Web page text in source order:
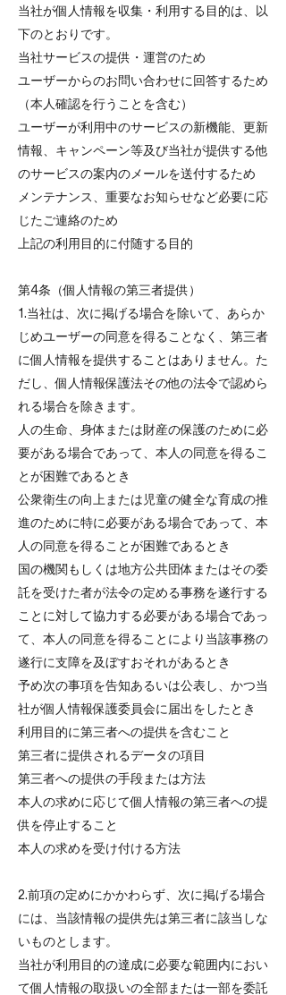
当社が個人情報を収集・利用する目的は、以
下のとおりです。
当社サービスの提供・運営のため
ユーザーからのお問い合わせに回答するため
（本人確認を行うことを含む）
ユーザーが利用中のサービスの新機能、更新
情報、キャンペーン等及び当社が提供する他
のサービスの案内のメールを送付するため
メンテナンス、重要なお知らせなど必要に応
じたご連絡のため
上記の利用目的に付随する目的
第4条（個人情報の第三者提供）
1.当社は、次に掲げる場合を除いて、あらか
じめユーザーの同意を得ることなく、第三者
に個人情報を提供することはありません。た
だし、個人情報保護法その他の法令で認めら
れる場合を除きます。
人の生命、身体または財産の保護のために必
要がある場合であって、本人の同意を得るこ
とが困難であるとき
公衆衛生の向上または児童の健全な育成の推
進のために特に必要がある場合であって、本
人の同意を得ることが困難であるとき
国の機関もしくは地方公共団体またはその委
託を受けた者が法令の定める事務を遂行する
ことに対して協力する必要がある場合であっ
て、本人の同意を得ることにより当該事務の
遂行に支障を及ぼすおそれがあるとき
予め次の事項を告知あるいは公表し、かつ当
社が個人情報保護委員会に届出をしたとき
利用目的に第三者への提供を含むこと
第三者に提供されるデータの項目
第三者への提供の手段または方法
本人の求めに応じて個人情報の第三者への提
供を停止すること
本人の求めを受け付ける方法
2.前項の定めにかかわらず、次に掲げる場合
には、当該情報の提供先は第三者に該当しな
いものとします。
当社が利用目的の達成に必要な範囲内におい
て個人情報の取扱いの全部または一部を委託